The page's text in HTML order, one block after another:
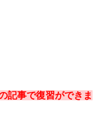
記事で復習ができま